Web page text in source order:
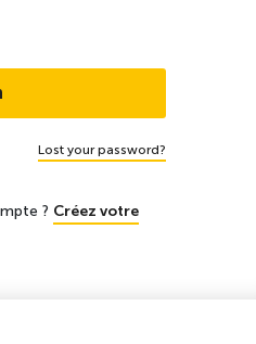
Lost your password?
? Créez votre